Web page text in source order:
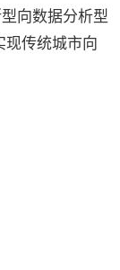
向数据分析型
传统城市向